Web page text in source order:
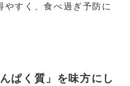
やすく、食べ過ぎ予防に
ぱく質」を味方にし